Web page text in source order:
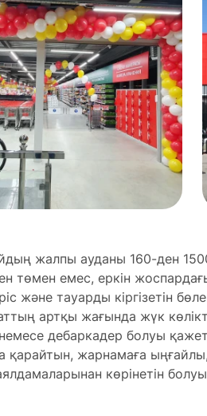
жалпы ауданы 160-ден 1500
төмен емес, еркін
және тауарды кіргізетін
артқы жағында жүк
дебаркадер болуы
қарайтын, жарнамаға
көрінетін